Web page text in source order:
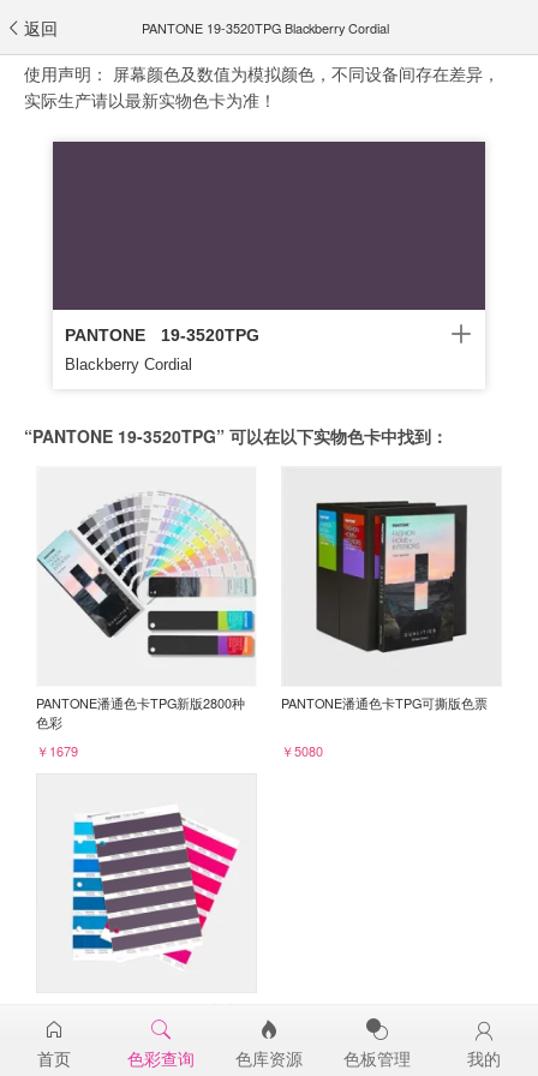
返回 PANTONE 19-3520TPG Blackberry Cordial
使用声明： 屏幕颜色及数值为模拟颜色，不同设备间存在差异，
实际生产请以最新实物色卡为准！
PANTONE 19-3520TPG
Blackberry Cordial
“PANTONE 19-3520TPG” 可以在以下实物色卡中找到：
PANTONE潘通色卡TPG新版2800种
色彩
￥1679
PANTONE潘通色卡TPG可撕版色票
￥5080
19-3520TPG
￥98
首页 色彩查询 色库资源 色板管理 我的